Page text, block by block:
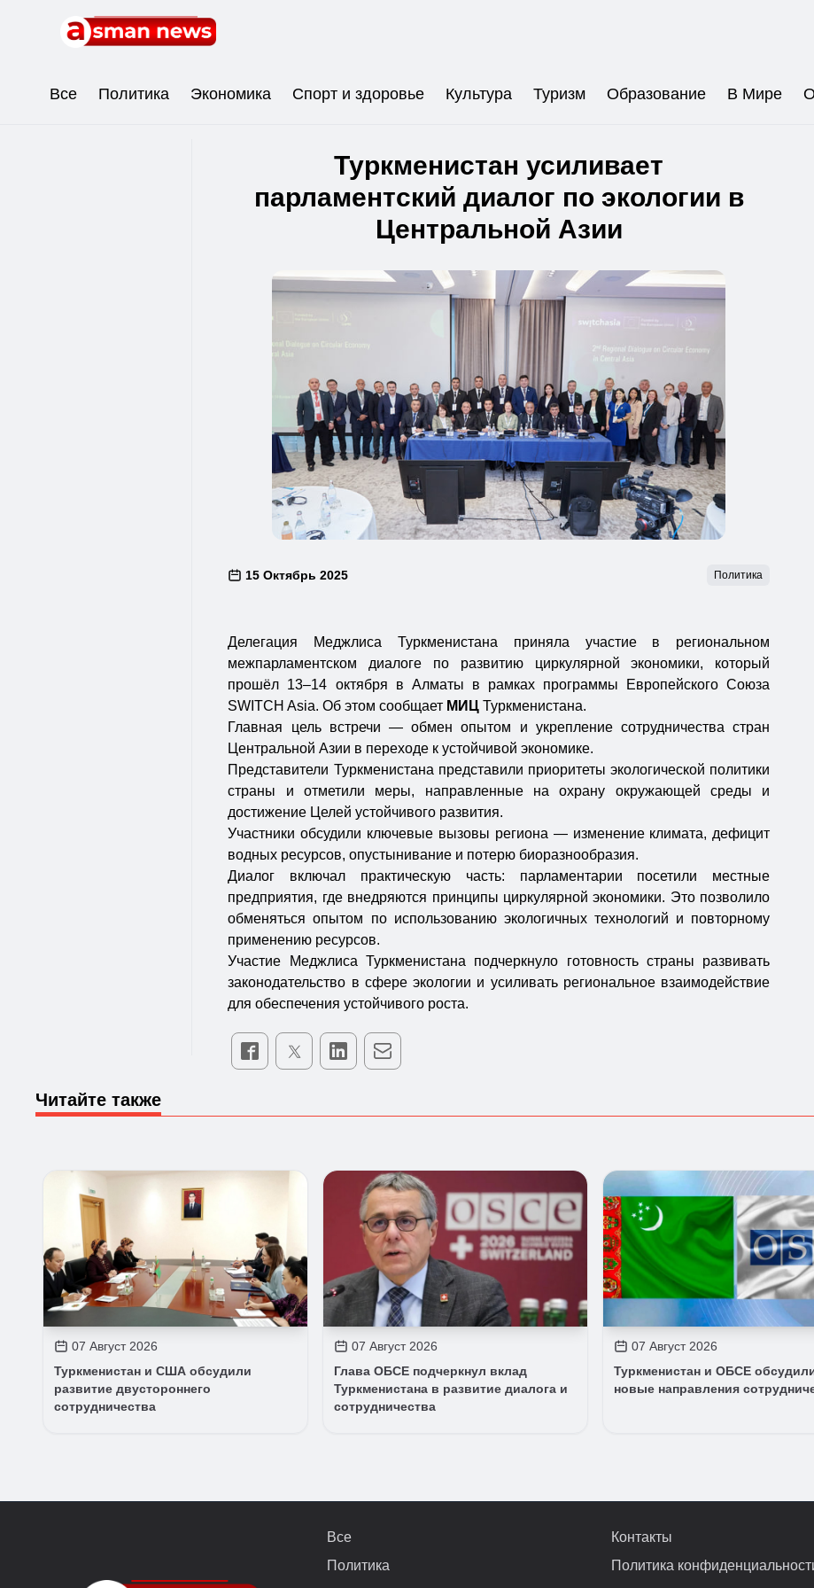
Все Политика Экономика Спорт и здоровье Культура Туризм Образование В Мире
Туркменистан усиливает
парламентский диалог по экологии в
Центральной Азии
15 Октябрь 2025 Политика
Делегация Меджлиса Туркменистана приняла участие в региональном
межпарламентском диалоге по развитию циркулярной экономики, который
прошёл 13–14 октября в Алматы в рамках программы Европейского Союза
SWITCH Asia. Об этом сообщает МИЦ Туркменистана.
Главная цель встречи — обмен опытом и укрепление сотрудничества стран
Центральной Азии в переходе к устойчивой экономике.
Представители Туркменистана представили приоритеты экологической политики
страны и отметили меры, направленные на охрану окружающей среды и
достижение Целей устойчивого развития.
Участники обсудили ключевые вызовы региона — изменение климата, дефицит
водных ресурсов, опустынивание и потерю биоразнообразия.
Диалог включал практическую часть: парламентарии посетили местные
предприятия, где внедряются принципы циркулярной экономики. Это позволило
обменяться опытом по использованию экологичных технологий и повторному
применению ресурсов.
Участие Меджлиса Туркменистана подчеркнуло готовность страны развивать
законодательство в сфере экологии и усиливать региональное взаимодействие
для обеспечения устойчивого роста.
Читайте также
07 Август 2026
Туркменистан и США обсудили
развитие двустороннего
сотрудничества
07 Август 2026
Глава ОБСЕ подчеркнул вклад
Туркменистана в развитие диалога и
сотрудничества
07 Август 2026
Туркменистан и ОБСЕ
новые направления
Все
Политика
Контакты
Политика